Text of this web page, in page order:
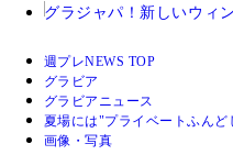
グラジャパ！ 新しいウィ
週プレNEWS TOP
グラビア
グラビアニュース
夏場には"プライベートふん
画像・写真